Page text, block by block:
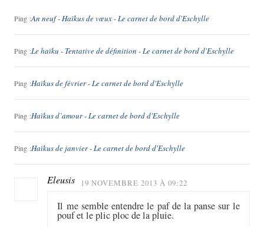
Ping :An neuf - Haïkus de vœux - Le carnet de bord d'Eschylle
Ping :Le haïku - Tentative de définition - Le carnet de bord d'Eschylle
Ping :Haïkus de février - Le carnet de bord d'Eschylle
Ping :Haïkus d’amour - Le carnet de bord d'Eschylle
Ping :Haïkus de janvier - Le carnet de bord d'Eschylle
Eleusis 19 NOVEMBRE 2013 À 09:22
Il me semble entendre le paf de la panse sur le
pouf et le plic ploc de la pluie.